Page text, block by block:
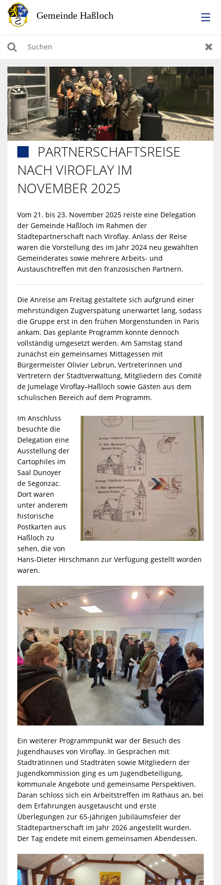
RATHAUS
LEBEN IN HASSLOCH
BILDUNG & KULTUR
WIRTSCHAFTEN, BAUEN, WOHNEN & UMWELT
TOURISMUS
Suchen
PARTNERSCHAFTSREISE
NACH VIROFLAY IM
NOVEMBER 2025
Vom 21. bis 23. November 2025 reiste eine Delegation
der Gemeinde Haßloch im Rahmen der
Städtepartnerschaft nach Viroflay. Anlass der Reise
waren die Vorstellung des im Jahr 2024 neu gewählten
Gemeinderates sowie mehrere Arbeits- und
Austauschtreffen mit den französischen Partnern.
Die Anreise am Freitag gestaltete sich aufgrund einer
mehrstündigen Zugverspätung unerwartet lang, sodass
die Gruppe erst in den frühen Morgenstunden in Paris
ankam. Das geplante Programm konnte dennoch
vollständig umgesetzt werden. Am Samstag stand
zunächst ein gemeinsames Mittagessen mit
Bürgermeister Olivier Lebrun, Vertreterinnen und
Vertretern der Stadtverwaltung, Mitgliedern des Comité
de Jumelage Viroflay–Haßloch sowie Gästen aus dem
schulischen Bereich auf dem Programm.
Im Anschluss
besuchte die
Delegation eine
Ausstellung der
Cartophiles im
Saal Dunoyer
de Segonzac.
Dort waren
unter anderem
historische
Postkarten aus
Haßloch zu
sehen, die von
Hans-Dieter Hirschmann zur Verfügung gestellt worden
waren.
Ein weiterer Programmpunkt war der Besuch des
Jugendhauses von Viroflay. In Gesprächen mit
Stadträtinnen und Stadträten sowie Mitgliedern der
Jugendkommission ging es um Jugendbeteiligung,
kommunale Angebote und gemeinsame Perspektiven.
Daran schloss sich ein Arbeitstreffen im Rathaus an, bei
dem Erfahrungen ausgetauscht und erste
Überlegungen zur 65-jährigen Jubiläumsfeier der
Städtepartnerschaft im Jahr 2026 angestellt wurden.
Der Tag endete mit einem gemeinsamen Abendessen.